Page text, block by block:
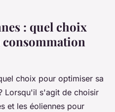
: quel choix
choix pour optimiser sa
Lorsqu'il s'agit de choisir
et les éoliennes pour